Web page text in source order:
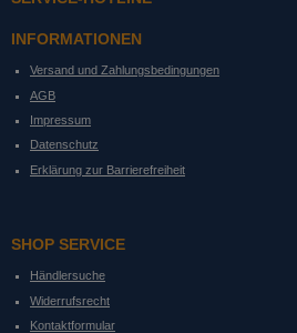
INFORMATIONEN
Versand und Zahlungsbedingungen
AGB
Impressum
Datenschutz
Erklärung zur Barrierefreiheit
SHOP SERVICE
Händlersuche
Widerrufsrecht
Kontaktformular